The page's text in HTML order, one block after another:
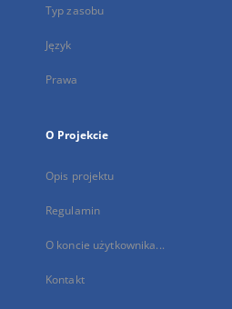
Typ zasobu
Język
Prawa
O Projekcie
Opis projektu
Regulamin
O koncie użytkownika...
Kontakt